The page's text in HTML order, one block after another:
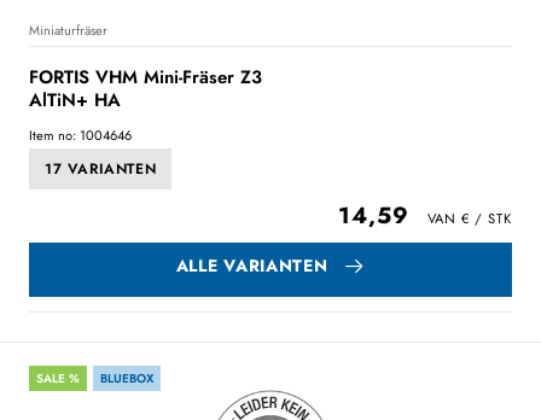
Miniaturfräser
FORTIS VHM Mini-Fräser Z3
AlTiN+ HA
Item no: 1004646
17 VARIANTEN
14,59
ALLE VARIANTEN
SALE % BLUEBOX